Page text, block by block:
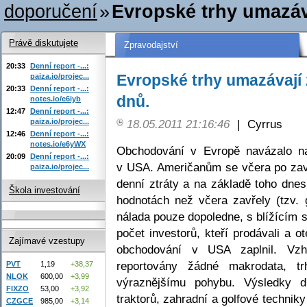
doporučení»Evropské trhy
Zpravodajství
Evropské trhy
dnů.
18.05.2011 21:16:46 | Cyrrus
Obchodování v Evropě navázalo
v USA. Američanům se včera po
denní ztráty a na základě toho
hodnotách než včera zavřely (tzv.
nálada pouze dopoledne, s blížícím
počet investorů, kteří prodávali a
obchodování v USA zaplnil.
reportovány žádné makrodata,
výraznějšímu pohybu. Výsledky
traktorů, zahradní a golfové
Právě diskutujete
20:33 Denní report -...:
paiza.io/projec...
20:33 Denní report -...:
notes.io/e6iyb
12:47 Denní report -...:
paiza.io/projec...
12:46 Denní report -...:
notes.io/e6yWX
20:09 Denní report -...:
paiza.io/projec...
Škola investování
Zajímavé vzestupy
PVT 1,19
+38,37
NLOK
600,00
+3,99
FIXZO
53,00
+3,92
CZGCE
985,00
+3,14